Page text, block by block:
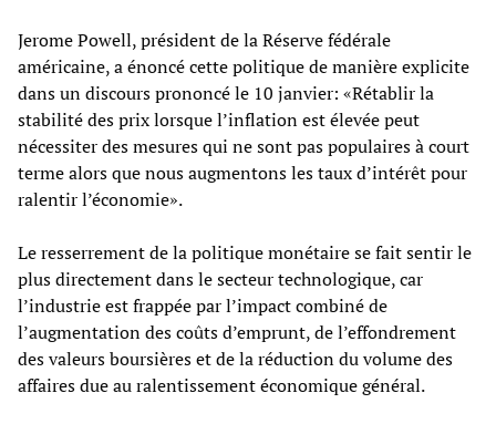
Jerome Powell, président de la Réserve fédérale
américaine, a énoncé cette politique de manière explicite
dans un discours prononcé le 10 janvier: «Rétablir la
stabilité des prix lorsque l’inflation est élevée peut
nécessiter des mesures qui ne sont pas populaires à court
terme alors que nous augmentons les taux d’intérêt pour
ralentir l’économie».
Le resserrement de la politique monétaire se fait sentir le
plus directement dans le secteur technologique, car
l’industrie est frappée par l’impact combiné de
l’augmentation des coûts d’emprunt, de l’effondrement
des valeurs boursières et de la réduction du volume des
affaires due au ralentissement économique général.